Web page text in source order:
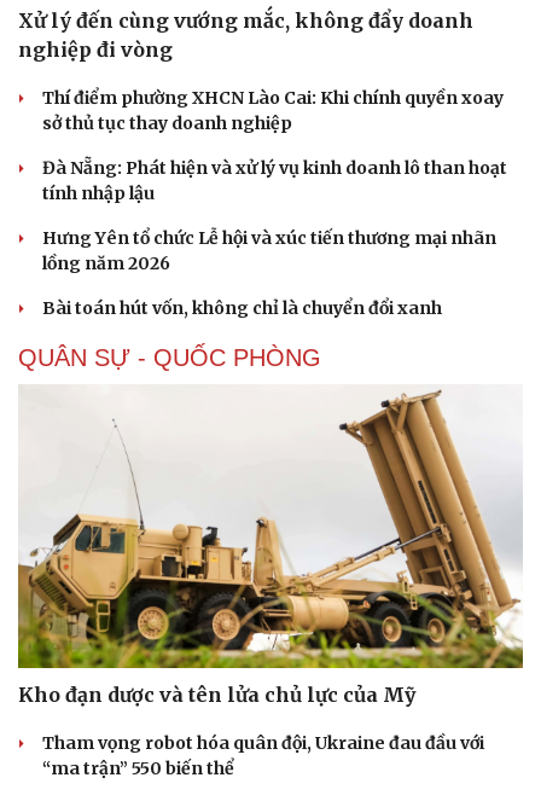
Sức khỏe
Dinh dưỡng - món ngon
Cây thuốc
Sản phụ khoa
Nhi khoa
Nam khoa
Phòng mạch online
Ăn sạch sống khỏe
Blog
Xử lý đến cùng vướng mắc, không đẩy doanh
nghiệp đi vòng
Thí điểm phường XHCN Lào Cai: Khi chính quyền xoay
sở thủ tục thay doanh nghiệp
Đà Nẵng: Phát hiện và xử lý vụ kinh doanh lô than hoạt
tính nhập lậu
Hưng Yên tổ chức Lễ hội và xúc tiến thương mại nhãn
lồng năm 2026
Bài toán hút vốn, không chỉ là chuyển đổi xanh
QUÂN SỰ - QUỐC PHÒNG
Kho đạn dược và tên lửa chủ lực của Mỹ
Tham vọng robot hóa quân đội, Ukraine đau đầu với
“ma trận” 550 biến thể